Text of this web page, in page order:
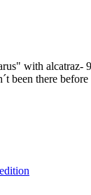
with alcatraz-
been there